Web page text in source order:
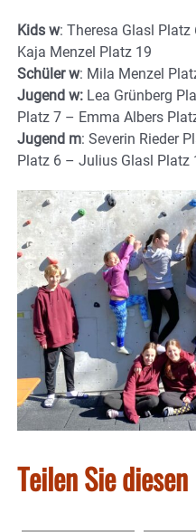
Kids w: Theresa Glasl
Kaja Menzel Platz 19
Schüler w: Mila Menzel
Jugend w: Lea Grünberg
Platz 7 – Emma Albers
Jugend m: Severin Rieder
Platz 6 – Julius Glasl Platz
Teilen Sie